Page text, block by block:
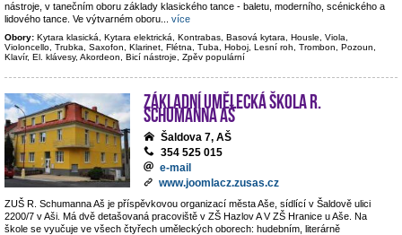
nástroje, v tanečním oboru základy klasického tance - baletu, moderního, scénického a
lidového tance. Ve výtvarném oboru
více
Obory: Kytara klasická, Kytara elektrická, Kontrabas, Basová kytara, Housle, Viola,
Violoncello, Trubka, Saxofon, Klarinet, Flétna, Tuba, Hoboj, Lesní roh, Trombon, Pozoun,
Klavír, El. klávesy, Akordeon, Bicí nástroje, Zpěv populární
Základní umělecká škola R.
Schumanna Aš
Šaldova 7, AŠ
354 525 015
e-mail
www.joomlacz.zusas.cz
ZUŠ R. Schumanna Aš je příspěvkovou organizací města Aše, sídlící v Šaldově ulici
2200/7 v Aši. Má dvě detašovaná pracoviště v ZŠ Hazlov A V ZŠ Hranice u Aše. Na
škole se vyučuje ve všech čtyřech uměleckých oborech: hudebním, literárně